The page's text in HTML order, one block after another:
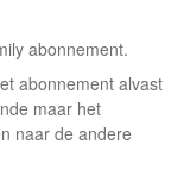
abonnement.
abonnement alvast
maar het
naar de andere